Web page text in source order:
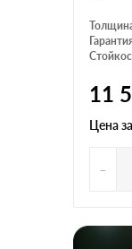
11
Цена за
-